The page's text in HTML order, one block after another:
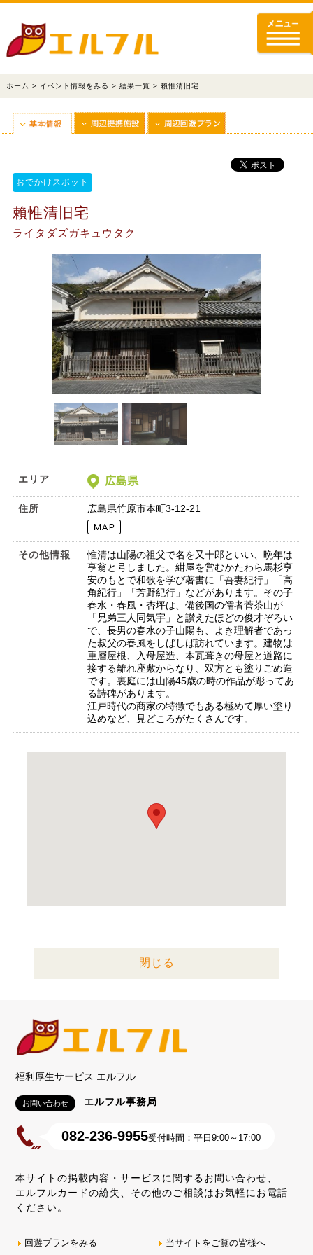
ホーム > イベント情報をみる > 結果一覧 > 賴惟清旧宅
おでかけスポット
賴惟清旧宅
ライタダズガキュウタク
エリア 広島県
住所 広島県竹原市本町3-12-21
その他情報
惟清は山陽の祖父で名を又十郎といい、晩年は
亨翁と号しました。紺屋を営むかたわら馬杉亨
安のもとで和歌を学び著書に「吾妻紀行」「高
角紀行」「芳野紀行」などがあります。その子
春水・春風・杏坪は、備後国の儒者菅茶山が
「兄弟三人同気宇」と讃えたほどの俊才ぞろい
で、長男の春水の子山陽も、よき理解者であっ
た叔父の春風をしばしば訪れています。建物は
重層屋根、入母屋造、本瓦葺きの母屋と道路に
接する離れ座敷からなり、双方とも塗りごめ造
です。裏庭には山陽45歳の時の作品が彫ってあ
る詩碑があります。
江戸時代の商家の特徴でもある極めて厚い塗り
込めなど、見どころがたくさんです。
閉じる
福利厚生サービス エルフル
お問い合わせ エルフル事務局
082-236-9955受付時間：平日9:00～17:00
本サイトの掲載内容・サービスに関するお問い合わせ、
エルフルカードの紛失、その他のご相談はお気軽にお電話
ください。
回遊プランをみる 当サイトをご覧の皆様へ